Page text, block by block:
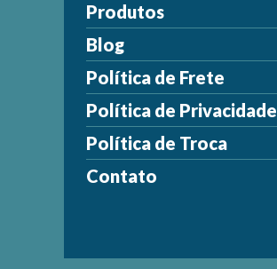
Produtos
Blog
Política de Frete
Política de Privacidade
Política de Troca
Contato